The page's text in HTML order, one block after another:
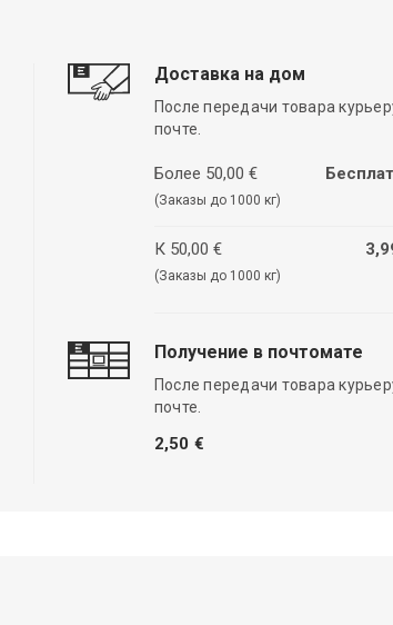
Доставка на дом
После передачи товара
почте.
Более 50,00 €
(Заказы до 1000 кг)
К 50,00 €
(Заказы до 1000 кг)
Получение в почтомате
После передачи товара
почте.
2,50 €